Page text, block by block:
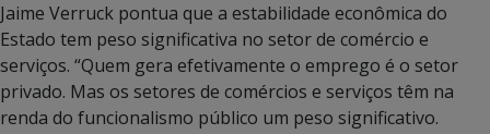
Jaime Verruck pontua que a estabilidade econômica do
Estado tem peso significativa no setor de comércio e
serviços. “Quem gera efetivamente o emprego é o setor
privado. Mas os setores de comércios e serviços têm na
renda do funcionalismo público um peso significativo.